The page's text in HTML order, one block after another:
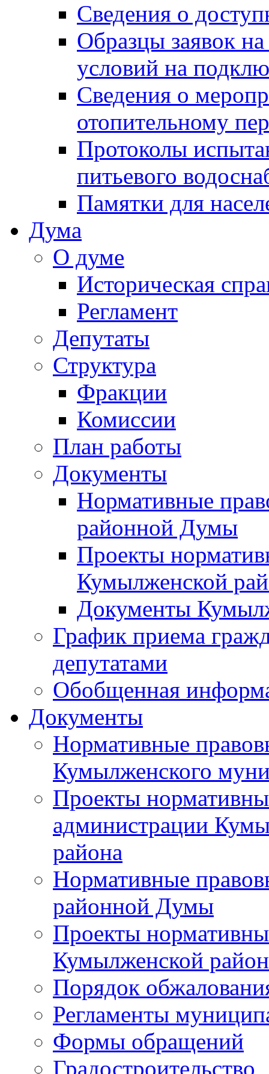
Сведения о
Образцы заявок
условий на
Сведения о
отопительному
Протоколы
питьевого
Памятки для
Дума
О думе
Историческая
Регламент
Депутаты
Структура
Фракции
Комиссии
План работы
Документы
Нормативные
районной Думы
Проекты
Кумылженской
Документы
График приема
депутатами
Обобщенная
Документы
Нормативные
Кумылженского
Проекты
администрации
района
Нормативные
районной Думы
Проекты
Кумылженской
Порядок
Регламенты
Формы обращений
Градостроительство